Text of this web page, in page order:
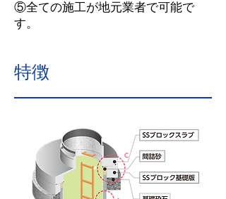
⑤全ての施工が地元業者で可能で
す。
特徴